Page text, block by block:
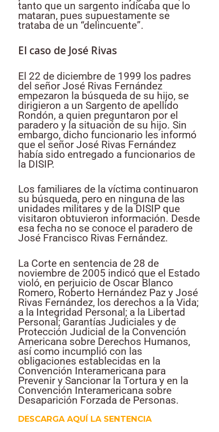
tanto que un sargento indicaba que lo
mataran, pues supuestamente se
trataba de un “delincuente”.
El caso de José Rivas
El 22 de diciembre de 1999 los padres
del señor José Rivas Fernández
empezaron la búsqueda de su hijo, se
dirigieron a un Sargento de apellido
Rondón, a quien preguntaron por el
paradero y la situación de su hijo. Sin
embargo, dicho funcionario les informó
que el señor José Rivas Fernández
había sido entregado a funcionarios de
la DISIP.
Los familiares de la víctima continuaron
su búsqueda, pero en ninguna de las
unidades militares y de la DISIP que
visitaron obtuvieron información. Desde
esa fecha no se conoce el paradero de
José Francisco Rivas Fernández.
La Corte en sentencia de 28 de
noviembre de 2005 indicó que el Estado
violó, en perjuicio de Oscar Blanco
Romero, Roberto Hernández Paz y José
Rivas Fernández, los derechos a la Vida;
a la Integridad Personal; a la Libertad
Personal; Garantías Judiciales y de
Protección Judicial de la Convención
Americana sobre Derechos Humanos,
así como incumplió con las
obligaciones establecidas en la
Convención Interamericana para
Prevenir y Sancionar la Tortura y en la
Convención Interamericana sobre
Desaparición Forzada de Personas.
DESCARGA AQUÍ LA SENTENCIA